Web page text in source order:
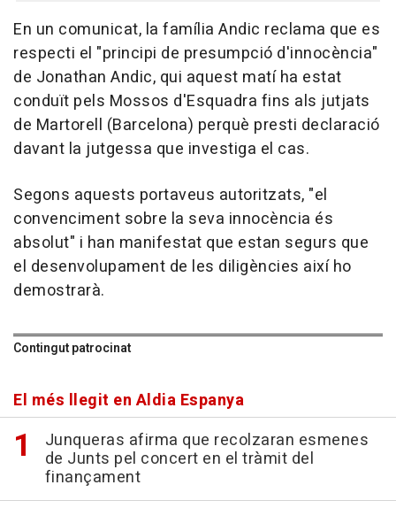
En un comunicat, la família Andic reclama que es
respecti el "principi de presumpció d'innocència"
de Jonathan Andic, qui aquest matí ha estat
conduït pels Mossos d'Esquadra fins als jutjats
de Martorell (Barcelona) perquè presti declaració
davant la jutgessa que investiga el cas.
Segons aquests portaveus autoritzats, "el
convenciment sobre la seva innocència és
absolut" i han manifestat que estan segurs que
el desenvolupament de les diligències així ho
demostrarà.
Contingut patrocinat
El més llegit en Aldia Espanya
Junqueras afirma que recolzaran esmenes
de Junts pel concert en el tràmit del
finançament